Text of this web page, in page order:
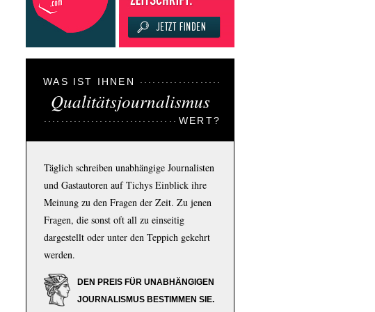
WAS IST IHNEN
Qualitätsjournalismus
WERT?
Täglich schreiben unabhängige Journalisten
und Gastautoren auf Tichys Einblick ihre
Meinung zu den Fragen der Zeit. Zu jenen
Fragen, die sonst oft all zu einseitig
dargestellt oder unter den Teppich gekehrt
werden.
DEN PREIS FÜR UNABHÄNGIGEN
JOURNALISMUS BESTIMMEN SIE.